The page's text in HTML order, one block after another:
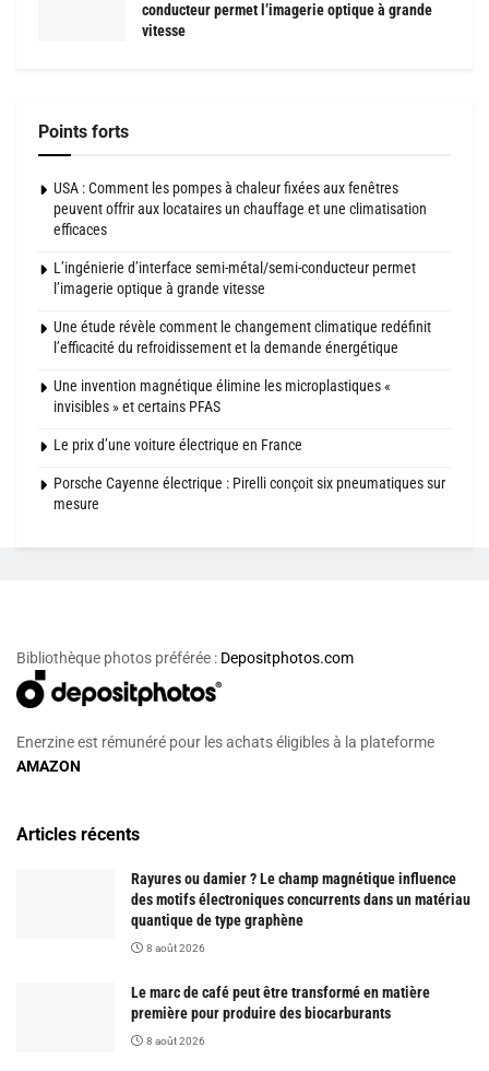
conducteur permet l’imagerie optique à grande
vitesse
Points forts
USA : Comment les pompes à chaleur fixées aux fenêtres
peuvent offrir aux locataires un chauffage et une climatisation
efficaces
L’ingénierie d’interface semi-métal/semi-conducteur permet
l’imagerie optique à grande vitesse
Une étude révèle comment le changement climatique redéfinit
l’efficacité du refroidissement et la demande énergétique
Une invention magnétique élimine les microplastiques «
invisibles » et certains PFAS
Le prix d’une voiture électrique en France
Porsche Cayenne électrique : Pirelli conçoit six pneumatiques sur
mesure
Bibliothèque photos préférée : Depositphotos.com
Enerzine est rémunéré pour les achats éligibles à la plateforme
AMAZON
Articles récents
Rayures ou damier ? Le champ magnétique influence
des motifs électroniques concurrents dans un matériau
quantique de type graphène
8 août 2026
Le marc de café peut être transformé en matière
première pour produire des biocarburants
8 août 2026